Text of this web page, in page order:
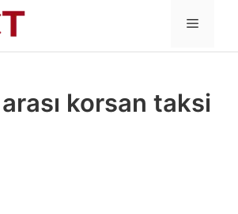
MENÜ
korsan taksi